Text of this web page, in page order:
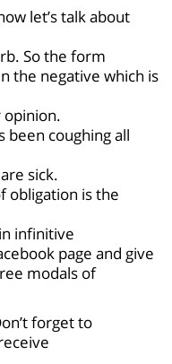
let’s talk about
So the form
the negative which is
opinion.
been coughing all
sick.
obligation is the
infinitive
page and give
modals of
forget to